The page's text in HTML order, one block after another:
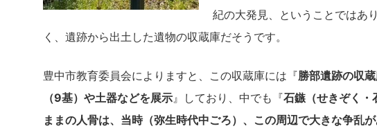
紀の大発見、ということではあ
く、遺跡から出土した遺物の収蔵庫だそうです。
豊中市教育委員会によりますと、この収蔵庫には『勝部遺跡の収
（9基）や土器などを展示 』しており、中でも『石鏃（せきぞく・
ままの人骨は、当時（弥生時代中ごろ）、この周辺で大きな争乱